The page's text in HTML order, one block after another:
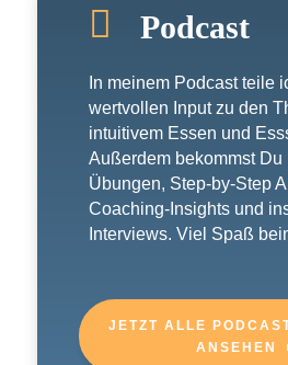
 Podcast
In meinem Podcast teile
wertvollen Input zu den
intuitivem Essen und
Außerdem bekommst Du
Übungen, Step-by-Step
Coaching-Insights und
Interviews. Viel Spaß
JETZT ALLE
ANSEHEN